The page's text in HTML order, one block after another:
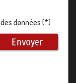
données (*)
Envoyer